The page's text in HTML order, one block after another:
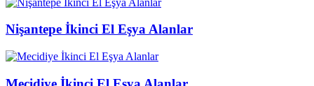
Nişantepe İkinci El Eşya Alanlar